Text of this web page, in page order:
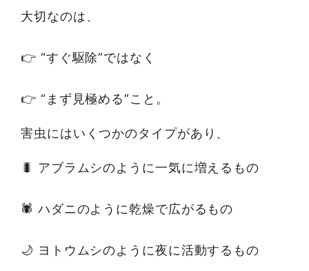
大切なのは、
👉 “すぐ駆除”ではなく
👉 “まず見極める”こと。
害虫にはいくつかのタイプがあり、
🐛 アブラムシのように一気に増えるもの
🕷 ハダニのように乾燥で広がるもの
🌙 ヨトウムシのように夜に活動するもの